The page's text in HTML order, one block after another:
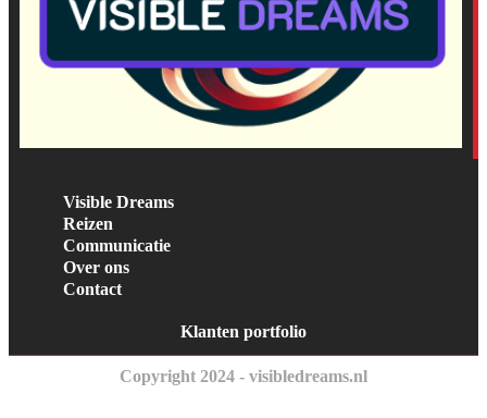
Visible Dreams
Reizen
Communicatie
Over ons
Contact
Klanten portfolio
Copyright 2024 - visibledreams.nl